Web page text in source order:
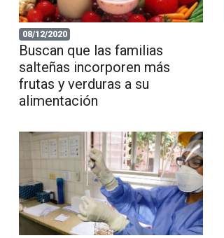
08/12/2020
Buscan que las familias
salteñas incorporen más
frutas y verduras a su
alimentación